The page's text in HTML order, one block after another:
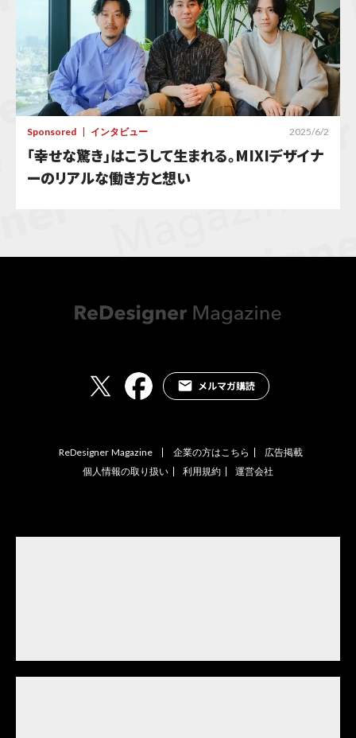
Sponsored インタビュー 2025/6/2
「幸せな驚き」はこうして生まれる。MIXIデザイナ
ーのリアルな働き方と想い
メルマガ購読
ReDesigner Magazine 企業の方はこちら
広告掲載
個人情報の取り扱い
利用規約 運営会社